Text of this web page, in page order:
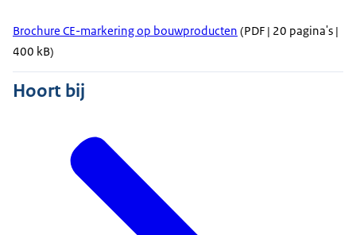
Brochure CE-markering op bouwproducten (PDF | 20 pagina's |
400 kB)
Hoort bij